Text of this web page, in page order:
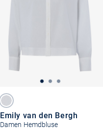
Emily van den Bergh
Damen Hemdbluse